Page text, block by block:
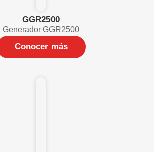
GGR2500
Generador GGR2500
Conocer más